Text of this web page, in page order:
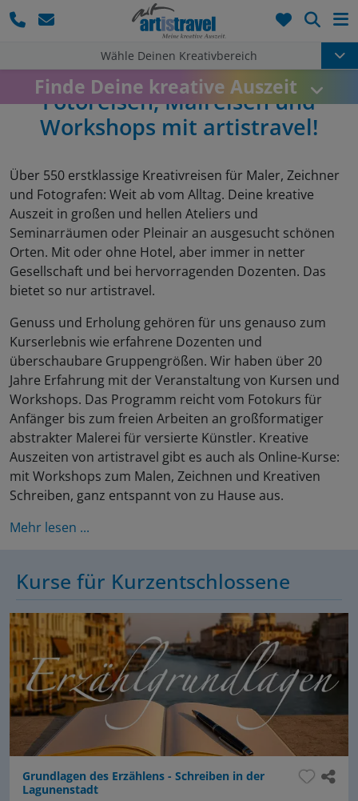
Wähle Deinen Kreativbereich
Finde Deine kreative Auszeit
Fotoreisen, Malreisen und
Workshops mit artistravel!
Über 550 erstklassige Kreativreisen für Maler, Zeichner
und Fotografen: Weit ab vom Alltag. Deine kreative
Auszeit in großen und hellen Ateliers und
Seminarräumen oder Pleinair an ausgesucht schönen
Orten. Mit oder ohne Hotel, aber immer in netter
Gesellschaft und bei hervorragenden Dozenten. Das
bietet so nur artistravel.
Genuss und Erholung gehören für uns genauso zum
Kurserlebnis wie erfahrene Dozenten und
überschaubare Gruppengrößen. Wir haben über 20
Jahre Erfahrung mit der Veranstaltung von Kursen und
Workshops. Das Programm reicht vom Fotokurs für
Anfänger bis zum freien Arbeiten an großformatiger
abstrakter Malerei für versierte Künstler. Kreative
Auszeiten von artistravel gibt es auch als Online-Kurse:
mit Workshops zum Malen, Zeichnen und Kreativen
Schreiben, ganz entspannt von zu Hause aus.
Mehr lesen ...
Kurse für Kurzentschlossene
Grundlagen des Erzählens - Schreiben in der
Lagunenstadt